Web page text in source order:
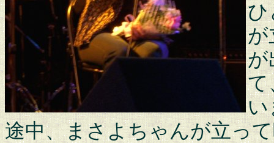
ひ
が
が
て
い
途中、まさよちゃんが立っ